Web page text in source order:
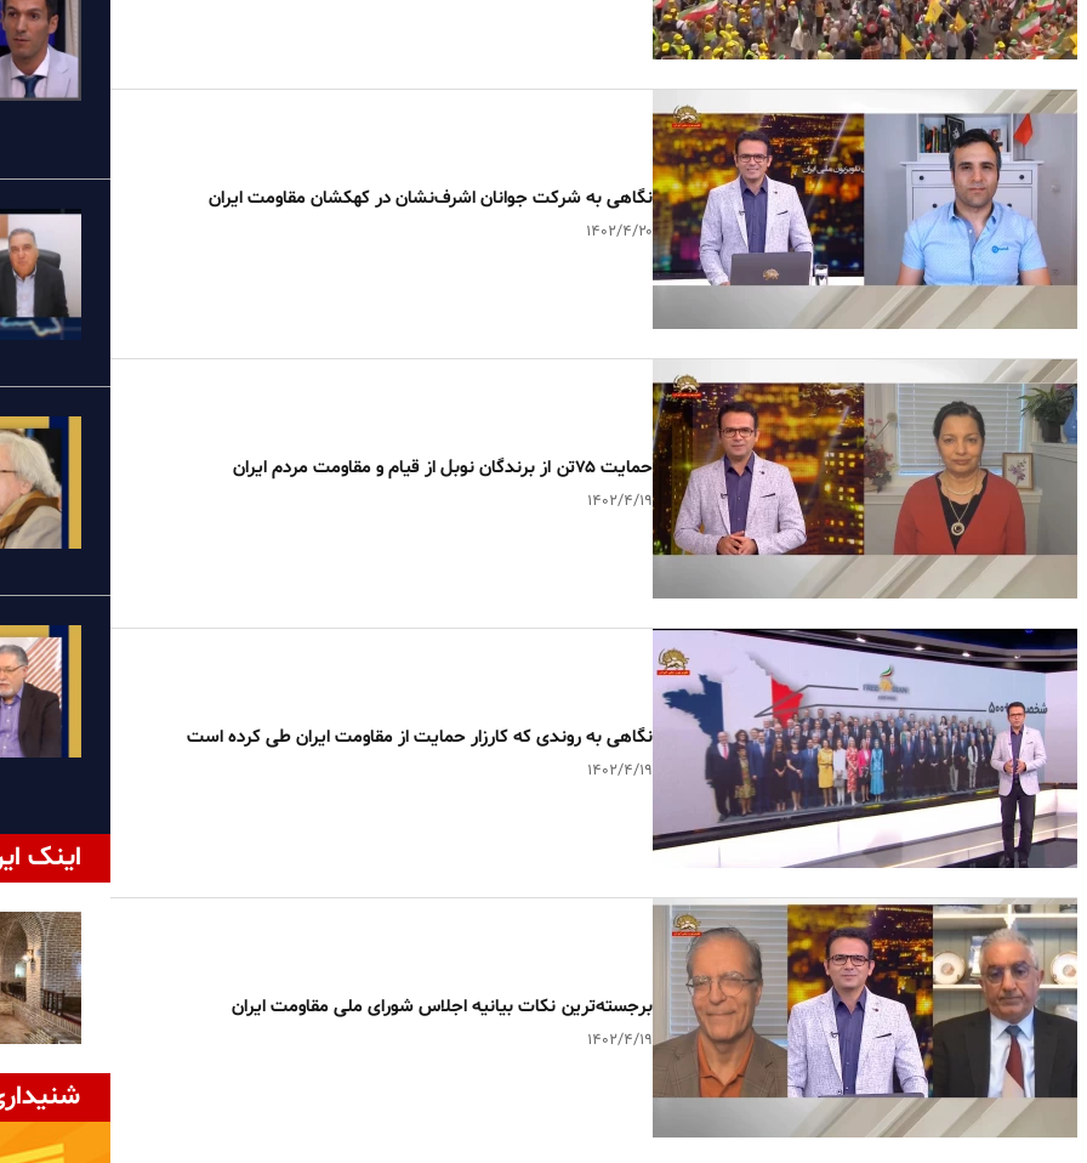
نگاهی به شرکت جوانان اشرف‌نشان در کهکشان مقاومت ایران
۱۴۰۲/۴/۲۰
حمایت ۷۵تن از برندگان نوبل از قیام و مقاومت مردم ایران
۱۴۰۲/۴/۱۹
نگاهی به روندی که کارزار حمایت از مقاومت ایران طی کرده است
۱۴۰۲/۴/۱۹
برجسته‌ترین نکات بیانیه اجلاس شورای ملی مقاومت ایران
۱۴۰۲/۴/۱۹
اینک